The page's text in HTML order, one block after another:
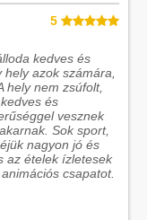
5
kedves és
azok számára,
hely nem zsúfolt,
és
vesznek
Sok sport,
nagyon jó és
az ételek ízletesek
csapatot.